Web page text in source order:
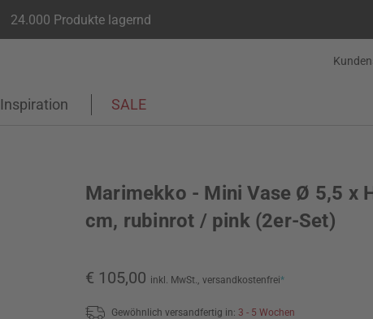
24.000 Produkte lagernd
Inspiration SALE
Marimekko - Mini Vase Ø 5,5 x
cm, rubinrot / pink (2er-Set)
€ 105,00 inkl. MwSt., versandkostenfrei*
Gewöhnlich versandfertig in: 3 - 5 Wochen